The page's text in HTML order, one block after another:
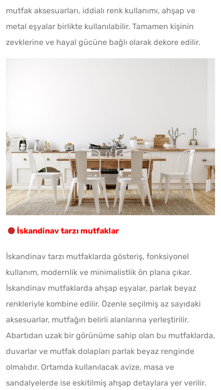
mutfak aksesuarları, iddialı renk kullanımı, ahşap ve
metal eşyalar birlikte kullanılabilir. Tamamen kişinin
zevklerine ve hayal gücüne bağlı olarak dekore edilir.
İskandinav tarzı mutfaklar
İskandinav tarzı mutfaklarda gösteriş, fonksiyonel
kullanım, modernlik ve minimalistlik ön plana çıkar.
İskandinav mutfaklarda ahşap eşyalar, parlak beyaz
renkleriyle kombine edilir. Özenle seçilmiş az sayıdaki
aksesuarlar, mutfağın belirli alanlarına yerleştirilir.
Abartıdan uzak bir görünüme sahip olan bu mutfaklarda,
duvarlar ve mutfak dolapları parlak beyaz renginde
olmalıdır. Ortamda kullanılacak avize, masa ve
sandalyelerde ise eskitilmiş ahşap detaylara yer verilir.